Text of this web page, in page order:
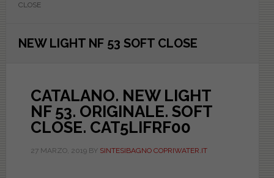
CLOSE
NEW LIGHT NF 53 SOFT CLOSE
CATALANO. NEW LIGHT
NF 53. ORIGINALE. SOFT
CLOSE. CAT5LIFRF00
27 MARZO, 2019BY SINTESIBAGNO COPRIWATER.IT